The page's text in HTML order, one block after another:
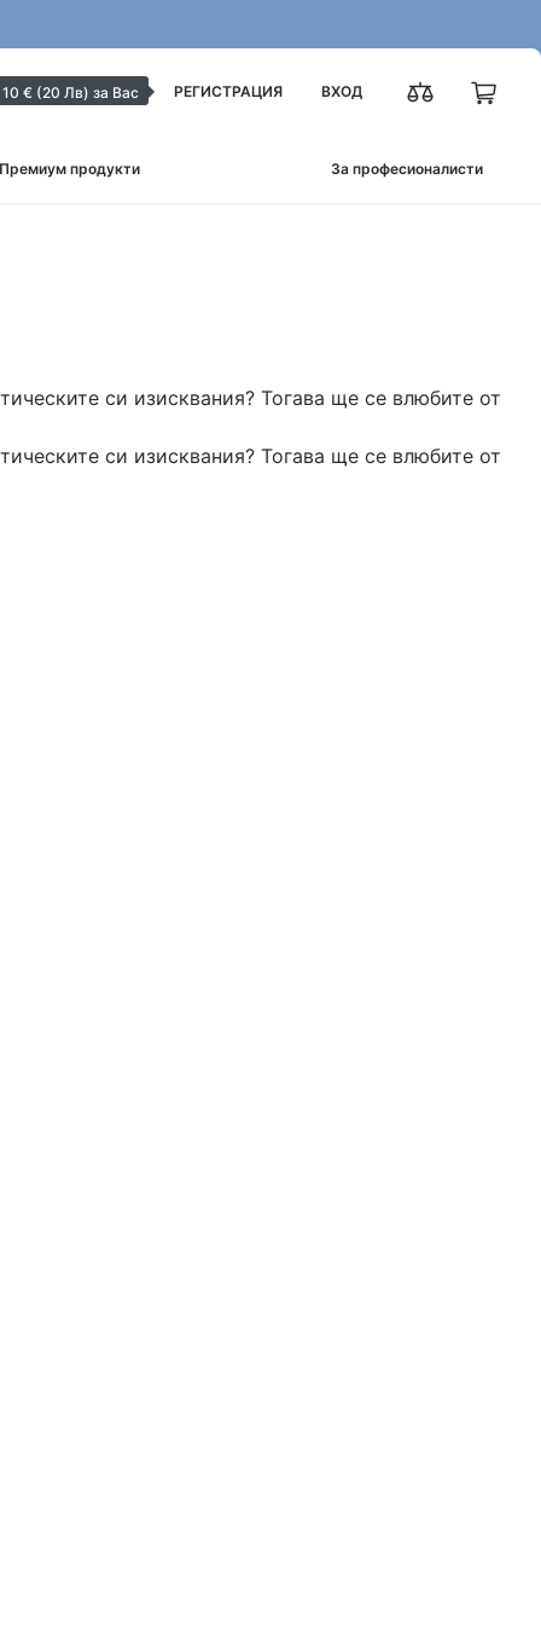
10 € (20 Лв) за Вас РЕГИСТРАЦИЯ ВХОД
Премиум продукти За професионалисти
си изисквания? Тогава ще се влюбите от
си изисквания? Тогава ще се влюбите от